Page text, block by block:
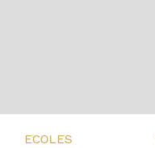
ECOLES